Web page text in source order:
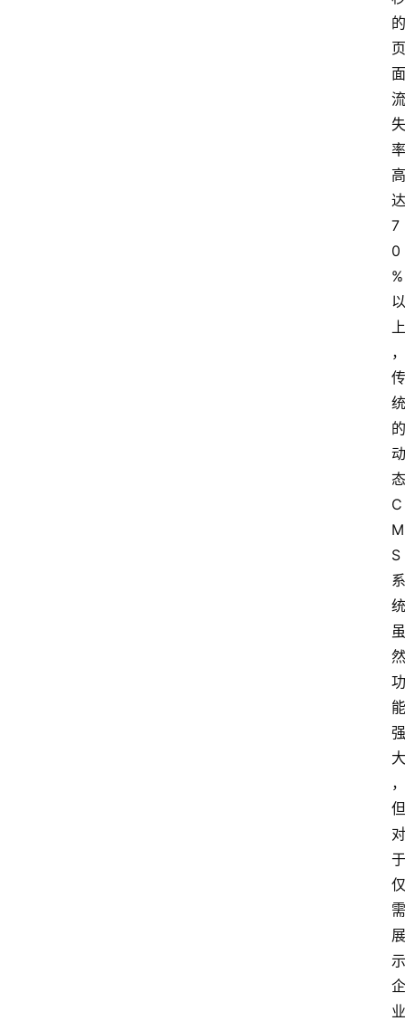
的
页
面
流
失
率
高
达
7
0
%
以
上
，
传
统
的
动
态
C
M
S
系
统
虽
然
功
能
强
大
，
但
对
于
仅
需
展
示
企
业